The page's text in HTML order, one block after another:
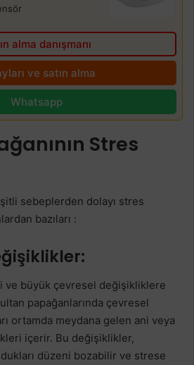
alma danışmanı
ve satın alma
Whatsapp
Stres
sebeplerden dolayı stres
bazıları :
ve büyük çevresel değişikliklere
papağanlarında çevresel
ortamda meydana gelen ani veya
içerir. Bu değişiklikler,
düzeni bozabilir ve strese